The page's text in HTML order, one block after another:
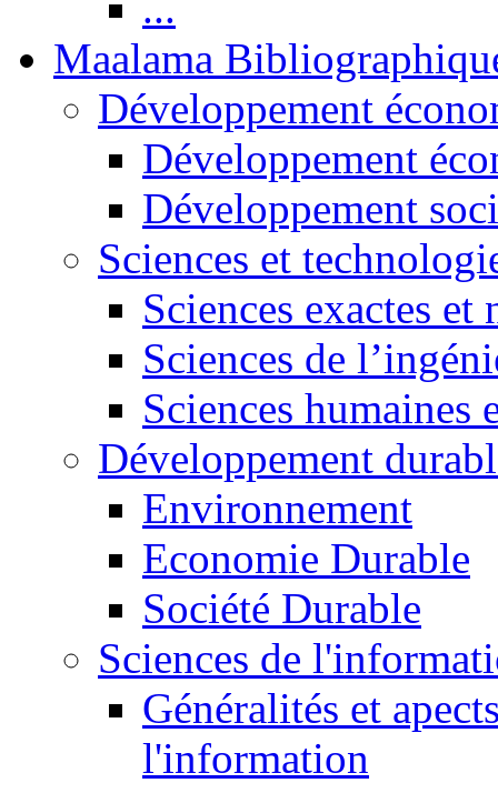
Maalama
Développement
Développement
Développement
Sciences et
Sciences exactes et
Sciences de
Sciences humaines
Développement
Environnement
Economie Durable
Société Durable
Sciences de
Généralités et
l'information